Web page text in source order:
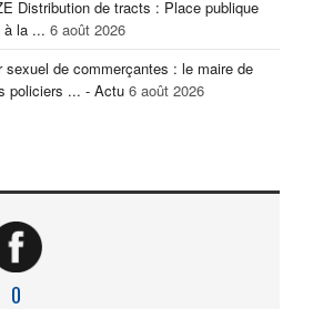
Distribution de tracts : Place publique
à la ... 6 août 2026
sexuel de commerçantes : le maire de
policiers ... - Actu 6 août 2026
0